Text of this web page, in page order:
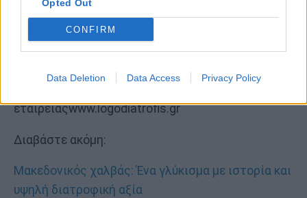
Opted Out
CONFIRM
Data Deletion Data Access Privacy Policy
Γράφει η
Γιούλη Φραγκιαδουλάκη Κλινική Διαιτολόγος –
Διατροφολόγος, ΜSc Επιστημονική Συνεργάτης
Υπεύθυνη ΛΟΓΩ ΔΙΑΤΡΟΦΗΣ, Ηράκλειο Κρήτης
εταιρείαςwww.logodiatrofis.gr
Διαβάστε ακόμη:
Μακεδονικός χαλβάς: Ένα γλύκισμα με ιστορία και
υψηλή διατροφική αξία